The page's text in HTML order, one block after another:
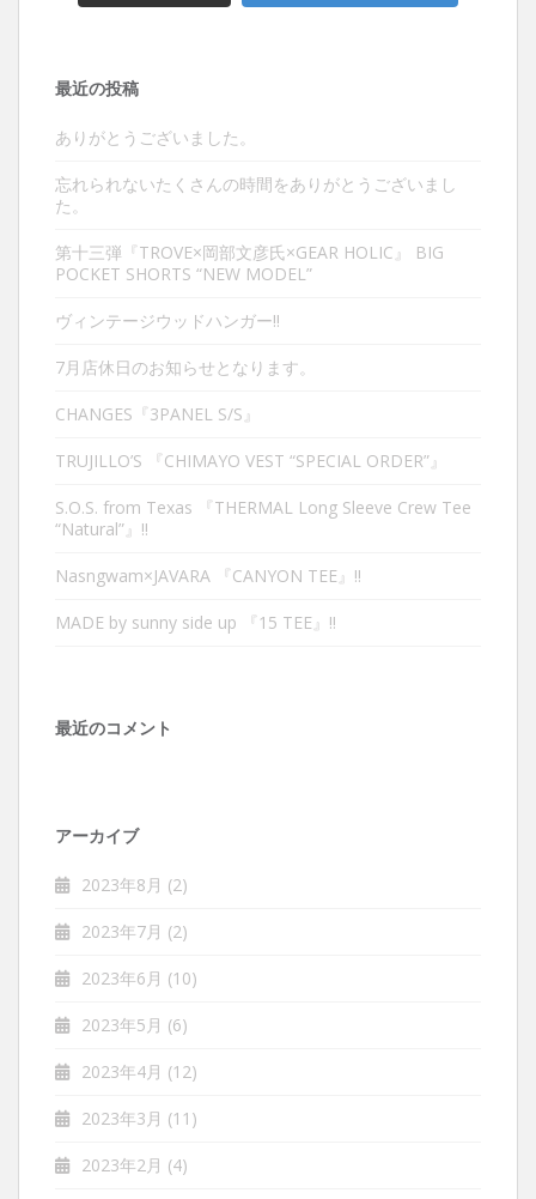
最近の投稿
ありがとうございました。
忘れられないたくさんの時間をありがとうございまし
た。
第十三弾『TROVE×岡部文彦氏×GEAR HOLIC』 BIG
POCKET SHORTS “NEW MODEL”
ヴィンテージウッドハンガー‼︎
7月店休日のお知らせとなります。
CHANGES『3PANEL S/S』
TRUJILLO’S 『CHIMAYO VEST “SPECIAL ORDER”』
S.O.S. from Texas 『THERMAL Long Sleeve Crew Tee
“Natural”』‼︎
Nasngwam×JAVARA 『CANYON TEE』‼︎
MADE by sunny side up 『15 TEE』‼︎
最近のコメント
アーカイブ
2023年8月 (2)
2023年7月 (2)
2023年6月 (10)
2023年5月 (6)
2023年4月 (12)
2023年3月 (11)
2023年2月 (4)